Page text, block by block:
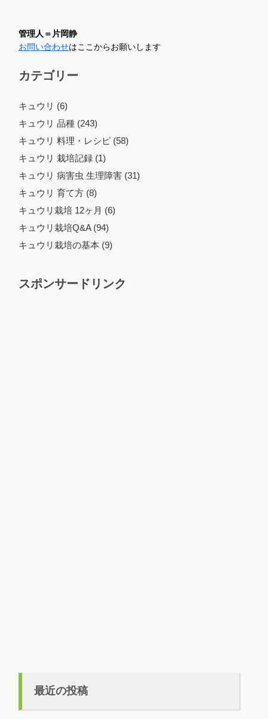
管理人＝片岡静
お問い合わせはここからお願いします
カテゴリー
キュウリ (6)
キュウリ 品種 (243)
キュウリ 料理・レシピ (58)
キュウリ 栽培記録 (1)
キュウリ 病害虫 生理障害 (31)
キュウリ 育て方 (8)
キュウリ栽培 12ヶ月 (6)
キュウリ栽培Q&A (94)
キュウリ栽培の基本 (9)
スポンサードリンク
最近の投稿